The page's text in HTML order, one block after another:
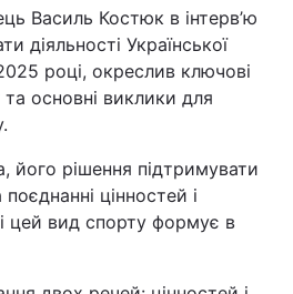
Василь Костюк в інтерв’ю
діяльності Української
році, окреслив ключові
основні виклики для
його рішення підтримувати
цінностей і
цей вид спорту формує в